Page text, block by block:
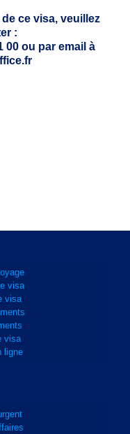
ce visa, veuillez
:
00 ou par email à
visa
visa
visa
ligne